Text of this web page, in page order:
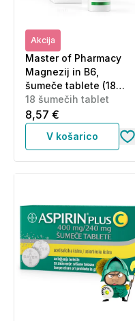
Akcija
Master of Pharmacy
Magnezij in B6,
šumeče tablete (18
tablet)
18 šumečih tablet
8,57 €
V košarico